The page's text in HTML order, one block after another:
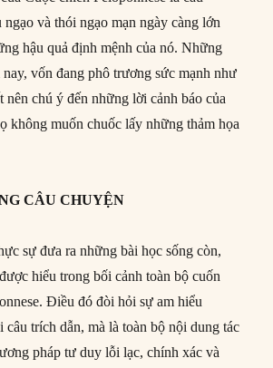
và thói ngạo mạn ngày càng lớn
hậu quả định mệnh của nó. Những
vốn đang phô trương sức mạnh như
nên chú ý đến những lời cảnh báo của
không muốn chuốc lấy những thảm họa
CÂU CHUYỆN
sự đưa ra những bài học sống còn,
hiểu trong bối cảnh toàn bộ cuốn
Điều đó đòi hỏi sự am hiểu
câu trích dẫn, mà là toàn bộ nội dung tác
pháp tư duy lỗi lạc, chính xác và